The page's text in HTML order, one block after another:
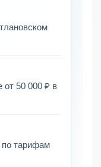
от 50 000 ₽ в
по тарифам